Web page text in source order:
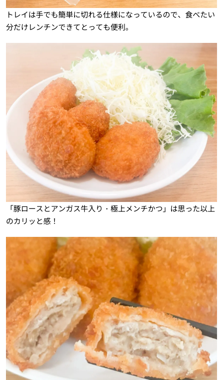
トレイは手でも簡単に切れる仕様になっているので、食べたい
分だけレンチンできてとっても便利。
「豚ロースとアンガス牛入り・極上メンチかつ」は思った以上
のカリッと感！